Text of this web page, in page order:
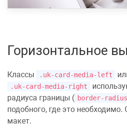
Горизонтальное
Классы .uk-card-media-left
.uk-card-media-right
радиуса границы ( border-radius
подобного, где это
макет.